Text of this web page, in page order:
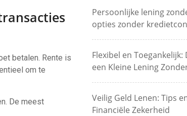
betalen. Rente is
om te
De meest
Persoonlijke lening
opties zonder
Flexibel en
een Kleine Lening
Veilig Geld Lenen: Tips
Financiële Zekerheid